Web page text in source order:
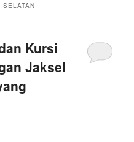
SELATAN
Kursi
Jaksel